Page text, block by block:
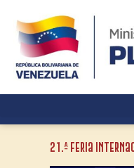
21.ª Feria